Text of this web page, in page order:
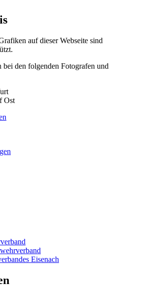
auf dieser Webseite sind
den folgenden Fotografen und
Ost
Eisenach